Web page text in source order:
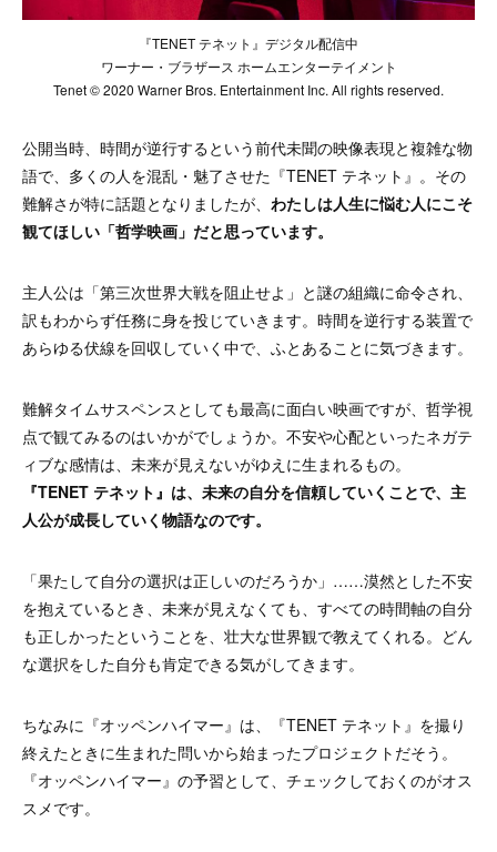
『TENET テネット』デジタル配信中
ワーナー・ブラザース ホームエンターテイメント
Tenet © 2020 Warner Bros. Entertainment Inc. All rights reserved.
公開当時、時間が逆行するという前代未聞の映像表現と複雑な物
語で、多くの人を混乱・魅了させた『TENET テネット』。その
難解さが特に話題となりましたが、 わたしは人生に悩む人にこそ
観てほしい「哲学映画」だと思っています。
主人公は「第三次世界大戦を阻止せよ」と謎の組織に命令され、
訳もわからず任務に身を投じていきます。時間を逆行する装置で
あらゆる伏線を回収していく中で、ふとあることに気づきます。
難解タイムサスペンスとしても最高に面白い映画ですが、哲学視
点で観てみるのはいかがでしょうか。 不安や心配といったネガテ
ィブな感情は、未来が見えないがゆえに生まれるもの。
『TENET テネット』は、未来の自分を信頼していくことで、主
人公が成長していく物語なのです。
「果たして自分の選択は正しいのだろうか」……漠然とした不安
を抱えているとき、未来が見えなくても、すべての時間軸の自分
も正しかったということを、壮大な世界観で教えてくれる。どん
な選択をした自分も肯定できる気がしてきます。
ちなみに『オッペンハイマー』は、『TENET テネット』を撮り
終えたときに生まれた問いから始まったプロジェクトだそう。
『オッペンハイマー』の予習として、チェックしておくのがオス
スメです。